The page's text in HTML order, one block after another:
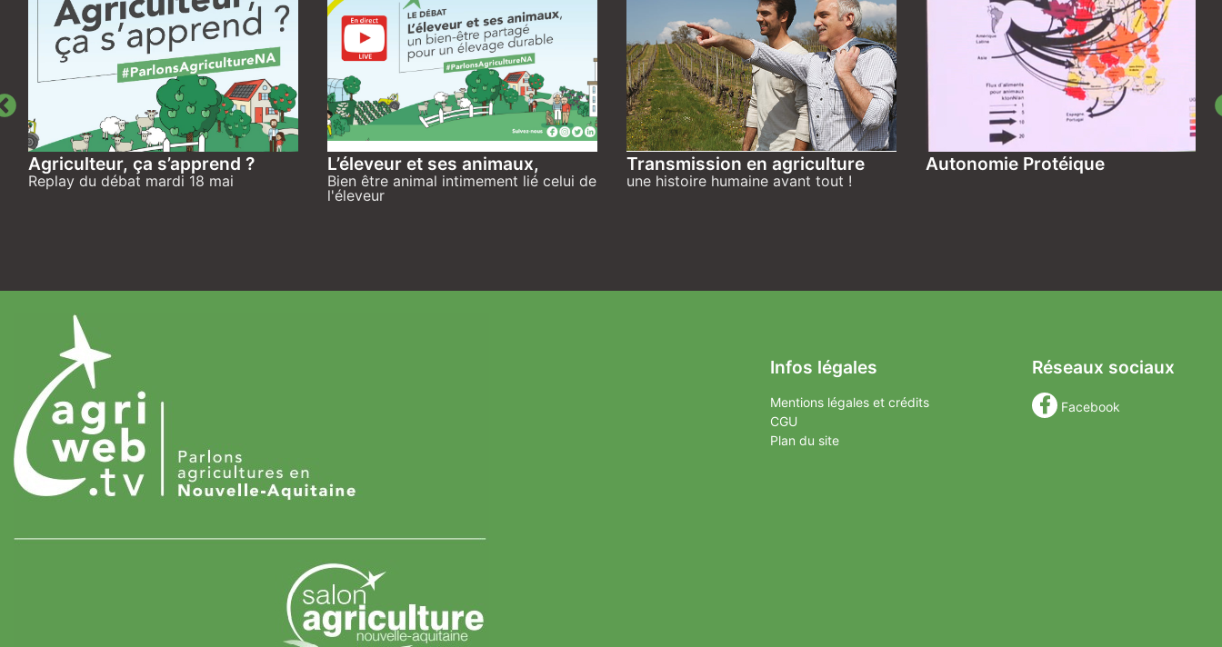
Agriculteur, ça s’apprend ?
Replay du débat mardi 18 mai
L’éleveur et ses animaux,
Bien être animal intimement lié celui de
l'éleveur
Transmission en agriculture
une histoire humaine avant tout !
Autonomie Protéique
Infos légales
Mentions légales et crédits
CGU
Plan du site
Réseaux sociaux
Facebook